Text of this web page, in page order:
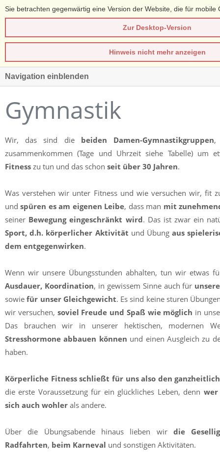
Sie betrachten gegenwärtig eine Version der Website, die für mobile
Zur Desktop-Version
Hinweis nicht mehr anzeigen
Navigation einblenden
Gymnastik
Wir, das sind die beiden Damen-Gymnastikgruppen,
zusammenkommen (Tage und Uhrzeit siehe Tabelle) um
Fitness zu tun und das schon seit über 30 Jahren.
Was verstehen wir unter Fitness und wie versuchen wir, fit
undspüren es am eigenen Leibe, dass man mit
seiner Bewegung eingeschränkt wird. Das ist zwar ein
Sport, d.h. körperlicher Aktivität und Übungaus
dem entgegenwirken.
Wenn wir unsere Übungsstunden abhalten, tun wir etwas
Ausdauer, Koordination, in gewissem Sinne auch für
sowiefür unser Gleichgewicht. Es sind keine sturen
wir versuchen, soviel Freude und Spaß wie möglich in
Das brauchen wir in unserer hektischen, modernen
Stresshormone abbauen können und einen Ausgleich zu
haben.
Körperliche Fitness schließt für uns also den
die erste Voraussetzung für ein glückliches Leben, denn
sich auch wohler als andere.
Über die Übungsabende hinaus lieben wir die
Radfahrten, beim Karneval und sonstigen Aktivitäten.